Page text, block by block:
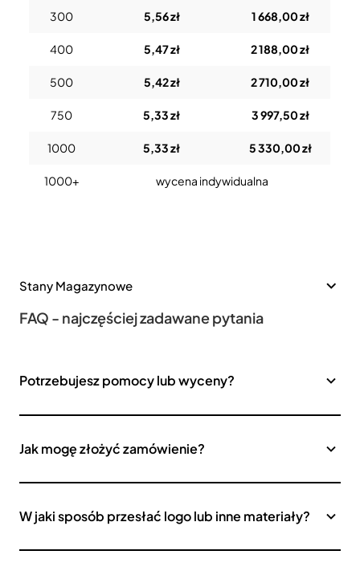
300 5,56 zł 1 668,00 zł
400 5,47 zł 2 188,00 zł
500 5,42 zł 2 710,00 zł
750 5,33 zł 3 997,50 zł
1000 5,33 zł 5 330,00 zł
1000+ wycena indywidualna
Stany Magazynowe
FAQ - najczęściej zadawane pytania
Potrzebujesz pomocy lub wyceny?
Jak mogę złożyć zamówienie?
W jaki sposób przesłać logo lub inne materiały?